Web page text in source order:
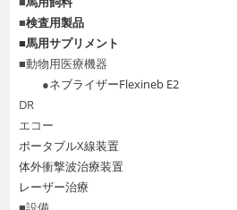
■検査用製品
■馬用サプリメント
■動物用医療機器
●ネブライザーFlexineb E2
DR
エコー
ポータブルX線装置
体外衝撃波治療装置
レーザー治療